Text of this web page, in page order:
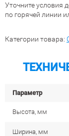
Уточните условия
по горячей линии
Категории товара:
Параметр
Высота, мм
Ширина, мм